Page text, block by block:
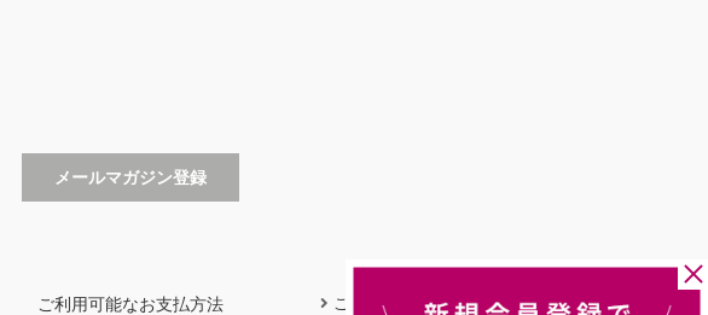
ご利用可能なお支払方法 ご利用ガイド